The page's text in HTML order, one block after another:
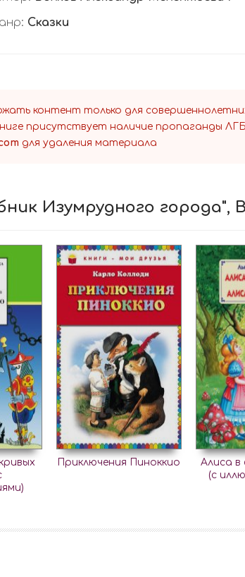
Сказки
контент только для
присутствует наличие пропаганды
для удаления материала
Изумрудного города",
Приключения Пиноккио
Алиса в
(с